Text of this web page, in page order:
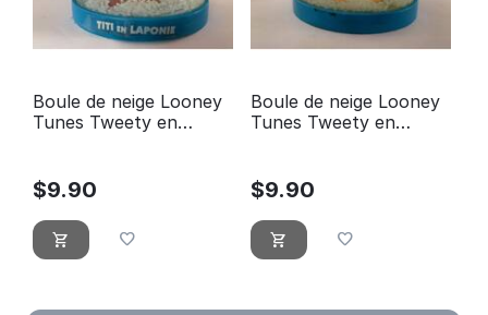
Boule de neige Looney
Tunes Tweety en
$9.90
Boule de neige Looney
Tunes Tweety en
$9.90